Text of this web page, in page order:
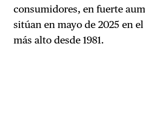
consumidores, en fuerte
sitúan en mayo de 2025 en
más alto desde 1981.